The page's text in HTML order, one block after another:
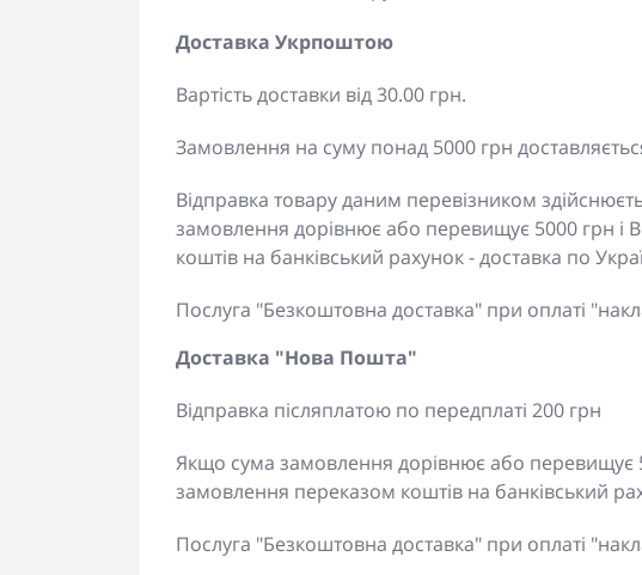
Доставка Укрпоштою
Вартість доставки від 30.00 грн.
Замовлення на суму понад 5000 грн
Відправка товару даним перевізником
замовлення дорівнює або перевищує 5000 грн і
коштів на банківський рахунок - доставка по
Послуга "Безкоштовна доставка" при оплаті
Доставка "Нова Пошта"
Відправка післяплатою по передплаті 200 грн
Якщо сума замовлення дорівнює або перевищує
замовлення переказом коштів на банківський
Послуга "Безкоштовна доставка" при оплаті